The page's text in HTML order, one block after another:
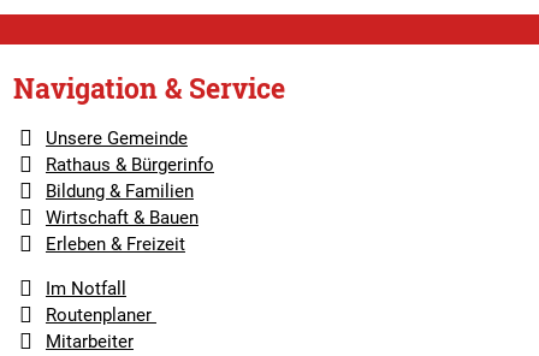
Navigation & Service
Unsere Gemeinde
Rathaus & Bürgerinfo
Bildung & Familien
Wirtschaft & Bauen
Erleben & Freizeit
Im Notfall
Routenplaner
Mitarbeiter